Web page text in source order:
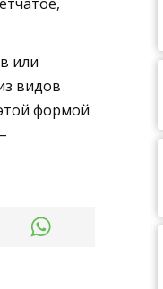
или
видов
формой